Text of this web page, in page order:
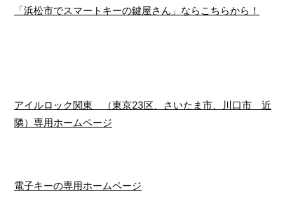
「浜松市でスマートキーの鍵屋さん」ならこちらから！
アイルロック関東 （東京23区、さいたま市、川口市 近
隣）専用ホームページ
電子キーの専用ホームページ